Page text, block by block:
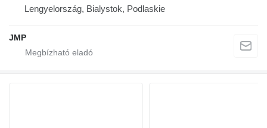
Lengyelország, Bialystok, Podlaskie
JMP